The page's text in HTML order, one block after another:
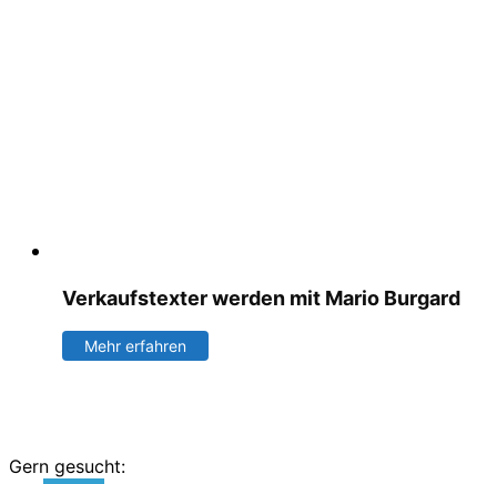
Verkaufstexter werden mit Mario Burgard
Mehr erfahren
Gern gesucht: